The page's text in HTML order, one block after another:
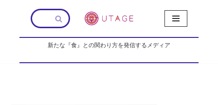
新たな『食』との関わり方を発信するメディア